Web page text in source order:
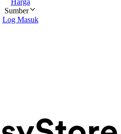
Sumber
Log Masuk